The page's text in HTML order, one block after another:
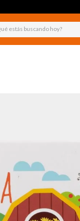
estás buscando hoy?